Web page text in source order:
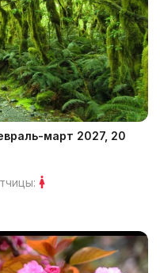
март 2027, 20